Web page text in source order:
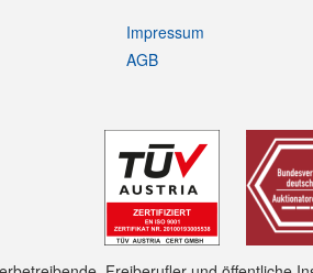
Impressum
AGB